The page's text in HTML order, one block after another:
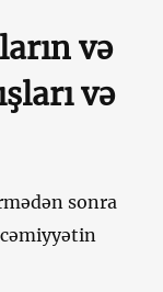
və
və
sonra